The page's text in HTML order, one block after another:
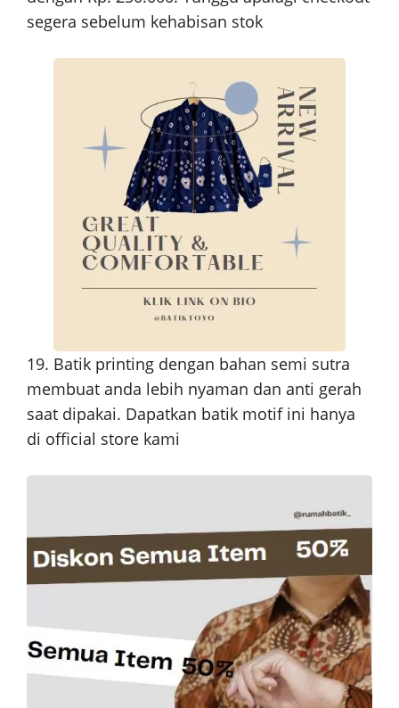
segera sebelum kehabisan stok
19. Batik printing dengan bahan semi sutra
membuat anda lebih nyaman dan anti gerah
saat dipakai. Dapatkan batik motif ini hanya
di official store kami